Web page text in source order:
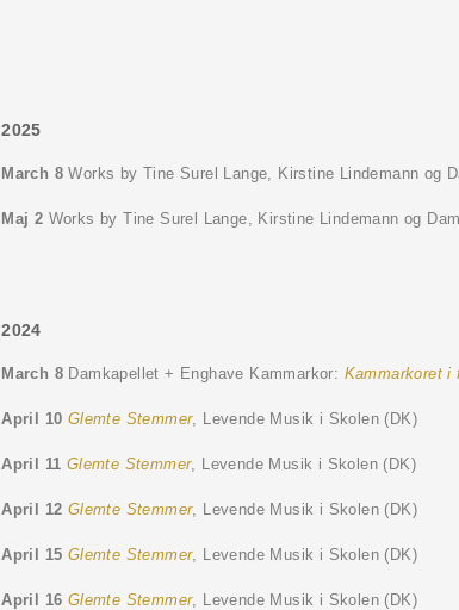
2025
March 8 Works by Tine Surel Lange, Kirstine Lindemann og
Maj 2 Works by Tine Surel Lange, Kirstine Lindemann og
2024
March 8 Damkapellet + Enghave Kammarkor: Kammarkoret
April 10 Glemte Stemmer, Levende Musik i Skolen (DK)
April 11 Glemte Stemmer, Levende Musik i Skolen (DK)
April 12 Glemte Stemmer, Levende Musik i Skolen (DK)
April 15 Glemte Stemmer, Levende Musik i Skolen (DK)
April 16 Glemte Stemmer, Levende Musik i Skolen (DK)